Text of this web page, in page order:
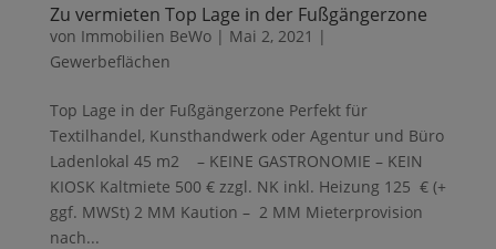
Zu vermieten Top Lage in der Fußgängerzone
von Immobilien BeWo| Mai 2, 2021 |
Gewerbeflächen
Top Lage in der Fußgängerzone Perfekt für
Textilhandel, Kunsthandwerk oder Agentur und Büro
Ladenlokal 45 m2 – KEINE GASTRONOMIE – KEIN
KIOSK Kaltmiete 500 € zzgl. NK inkl. Heizung 125 € (+
ggf. MWSt) 2 MM Kaution – 2 MM Mieterprovision
nach...